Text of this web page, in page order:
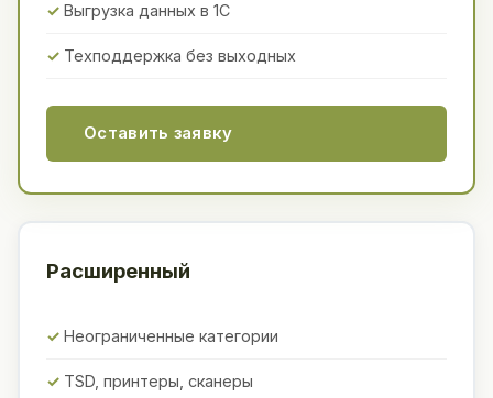
Выгрузка данных в 1С
Техподдержка без выходных
Оставить заявку
Расширенный
Неограниченные категории
TSD, принтеры, сканеры